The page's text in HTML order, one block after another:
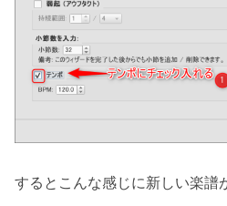
するとこんな感じに新しい楽譜